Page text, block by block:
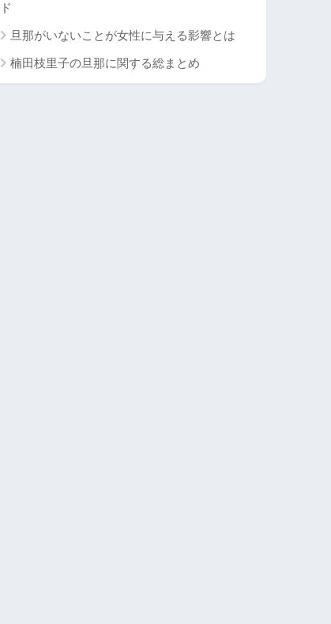
ド
旦那がいないことが女性に与える影響とは
楠田枝里子の旦那に関する総まとめ